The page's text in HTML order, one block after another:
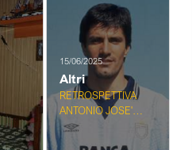
15/06/2025
Altri
RETROSPETTIVA
ANTONIO JOSE'
CHAMOT